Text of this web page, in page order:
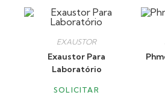
EXAUSTOR
Exaustor Para
Laboratório
SOLICITAR